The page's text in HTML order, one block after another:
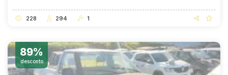
228 294 1
89%
desconto